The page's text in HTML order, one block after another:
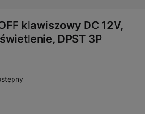
klawiszowy DC 12V,
DPST 3P